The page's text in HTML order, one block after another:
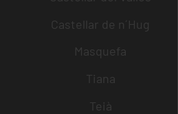
Castellar de n´Hug
Masquefa
Tiana
Teià